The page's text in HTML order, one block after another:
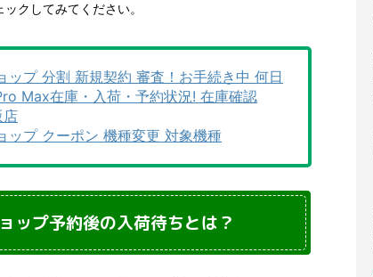
クしてみてください。
ップ 分割 新規契約 審査！お手続き中 何日
Max在庫・入荷・予約状況! 在庫確認
店
ップ クーポン 機種変更 対象機種
ップ予約後の入荷待ちとは？